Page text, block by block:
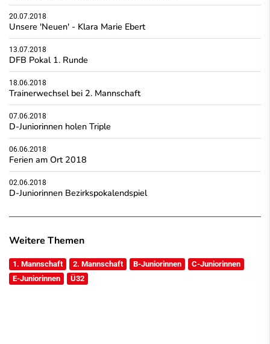
20.07.2018
Unsere 'Neuen' - Klara Marie Ebert
13.07.2018
DFB Pokal 1. Runde
18.06.2018
Trainerwechsel bei 2. Mannschaft
07.06.2018
D-Juniorinnen holen Triple
06.06.2018
Ferien am Ort 2018
02.06.2018
D-Juniorinnen Bezirkspokalendspiel
Weitere Themen
1. Mannschaft 2. Mannschaft B-Juniorinnen
C-Juniorinnen
E-Juniorinnen
Ü32